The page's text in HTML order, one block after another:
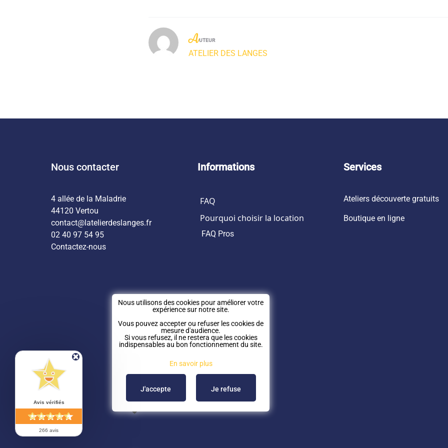
Nous utilisons des cookies pour améliorer votre
expérience sur notre site.
Vous pouvez accepter ou refuser les cookies de
mesure d'audience.
Si vous refusez, il ne restera que les cookies
indispensables au bon fonctionnement du site.
En savoir plus
J'accepte Je refuse
AUTEUR
ATELIER DES LANGES
Nous contacter
4 allée de la Maladrie
44120 Vertou
contact@latelierdeslanges.fr
02 40 97 54 95
Contactez-nous
Informations
FAQ
Pourquoi choisir la location
FAQ Pros
Services
Ateliers découverte gratuits
Boutique en ligne
Avis vérifiés
266 avis